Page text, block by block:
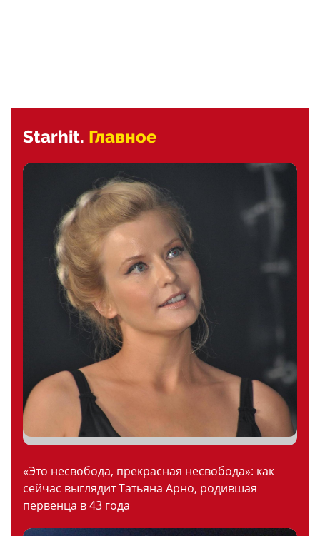
Starhit. Главное
«Это несвобода, прекрасная несвобода»: как
сейчас выглядит Татьяна Арно, родившая
первенца в 43 года